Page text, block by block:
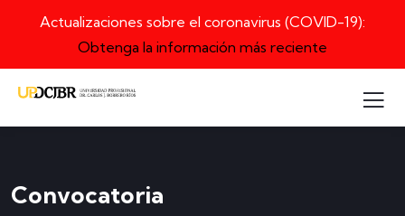
Actualizaciones sobre el coronavirus (COVID-19):
Obtenga la información más reciente
Convocatoria